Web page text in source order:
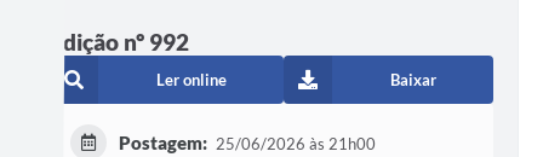
Edição nº 992
Ler online Baixar
Postagem: 25/06/2026 às 21h00